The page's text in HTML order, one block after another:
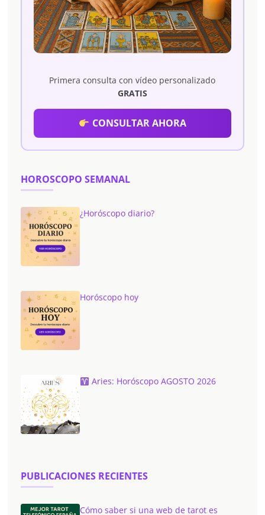
Primera consulta con vídeo personalizado
GRATIS
CONSULTAR AHORA
HOROSCOPO SEMANAL
¿Horóscopo diario?
Horóscopo hoy
Aries: Horóscopo AGOSTO 2026
PUBLICACIONES RECIENTES
Cómo saber si una web de tarot es